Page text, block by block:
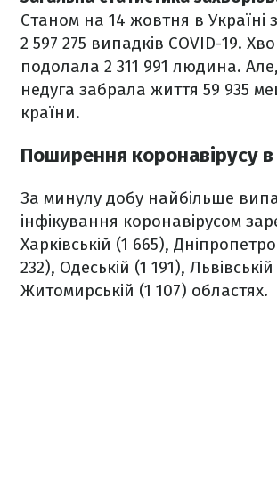
Станом на 14 жовтня в Україні
2 597 275 випадків COVID-19.
подолала 2 311 991 людина.
недуга забрала життя 59 935
країни.
Поширення коронавірусу в
За минулу добу найбільше
інфікування коронавірусом
Харківській (1 665),
232), Одеській (1 191), Львівській
Житомирській (1 107) областях.